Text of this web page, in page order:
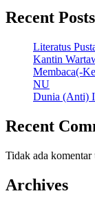
Recent Posts
Literatus
Kantin
Membaca(-
NU
Dunia (Anti)
Recent
Tidak ada
Archives